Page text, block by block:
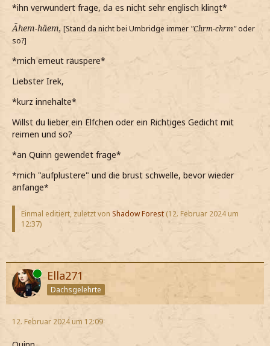
*ihn verwundert frage, da es nicht sehr englisch klingt*
Ähem-häem, [Stand da nicht bei Umbridge immer "Chrm-chrm"oder
so?]
*mich erneut räuspere*
Liebster Irek,
*kurz innehalte*
Willst du lieber ein Elfchen oder ein Richtiges Gedicht mit
reimen und so?
*an Quinn gewendet frage*
*mich "aufplustere" und die brust schwelle, bevor wieder
anfange*
Einmal editiert, zuletzt von Shadow Forest(12. Februar 2024 um
12:37)
Online Ella271
Dachsgelehrte
12. Februar 2024 um 12:09